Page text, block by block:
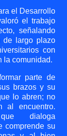
el Desarrollo
el trabajo
señalando
de largo plazo
con
la comunidad.
parte de
brazos y su
lo abren; no
al encuentro.
dialoga
comprende su